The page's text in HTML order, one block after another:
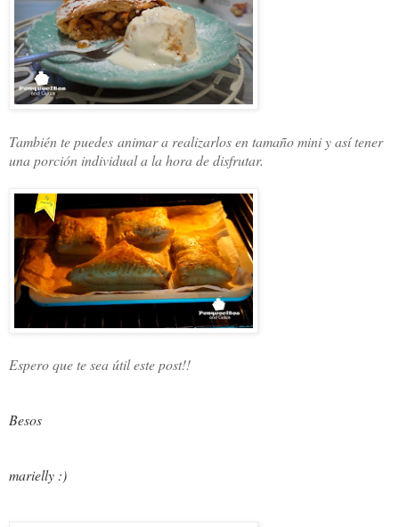
También te puedes animar a realizarlos en tamaño mini y así tener
una porción individual a la hora de disfrutar.
Espero que te sea útil este post!!
Besos
marielly :)